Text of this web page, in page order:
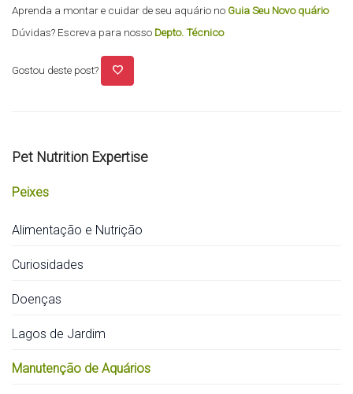
Aprenda a montar e cuidar de seu aquário no Guia Seu Novo quário
Dúvidas? Escreva para nosso Depto. Técnico
Gostou deste post? favorite
Pet Nutrition Expertise
Peixes
Alimentação e Nutrição
Curiosidades
Doenças
Lagos de Jardim
Manutenção de Aquários